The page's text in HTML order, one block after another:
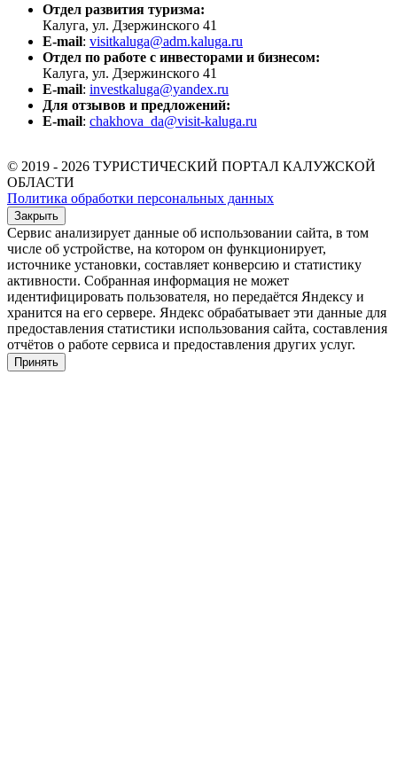
Отдел развития туризма:
Калуга, ул. Дзержинского 41
E-mail: visitkaluga@adm.kaluga.ru
Отдел по работе с инвесторами и бизнесом:
Калуга, ул. Дзержинского 41
E-mail: investkaluga@yandex.ru
Для отзывов и предложений:
E-mail: chakhova_da@visit-kaluga.ru
© 2019 - 2026 ТУРИСТИЧЕСКИЙ ПОРТАЛ КАЛУЖСКОЙ
ОБЛАСТИ
Политика обработки персональных данных
Закрыть
Сервис анализирует данные об использовании сайта, в том
числе об устройстве, на котором он функционирует,
источнике установки, составляет конверсию и статистику
активности. Собранная информация не может
идентифицировать пользователя, но передаётся Яндексу и
хранится на его сервере. Яндекс обрабатывает эти данные для
предоставления статистики использования сайта, составления
отчётов о работе сервиса и предоставления других услуг.
Принять